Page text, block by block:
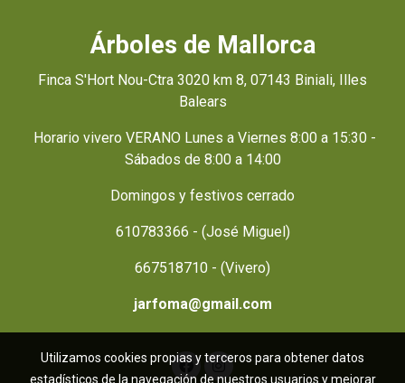
Árboles de Mallorca
Finca S'Hort Nou-Ctra 3020 km 8, 07143 Biniali, Illes
Balears
Horario vivero VERANO Lunes a Viernes 8:00 a 15:30 -
Sábados de 8:00 a 14:00
Domingos y festivos cerrado
610783366 - (José Miguel)
667518710 - (Vivero)
jarfoma@gmail.com
Utilizamos cookies propias y terceros para obtener datos
estadísticos de la navegación de nuestros usuarios y mejorar